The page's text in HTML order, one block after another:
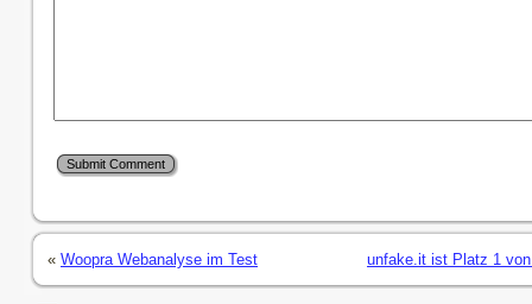
« Woopra Webanalyse im Test unfake.it ist Platz 1